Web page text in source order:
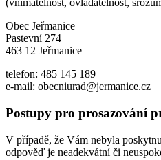
(vnímatelnost, ovladatelnost,
Obec Jeřmanice
Pastevní 274
463 12 Jeřmanice
telefon: 485 145 189
e-mail: obecniurad@jermanice.cz
Postupy pro prosazování
V případě, že Vám nebyla
odpověď je neadekvátní či